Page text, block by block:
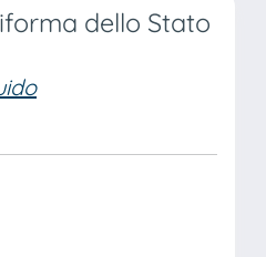
dello Stato